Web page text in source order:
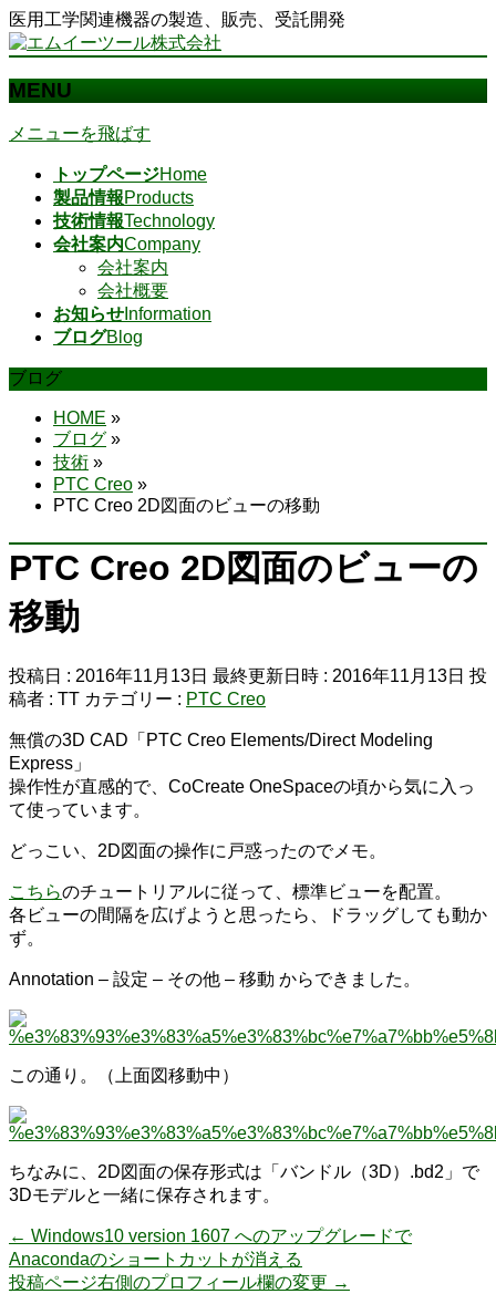
医用工学関連機器の製造、販売、受託開発
MENU
メニューを飛ばす
トップページHome
製品情報Products
技術情報Technology
会社案内Company
会社案内
会社概要
お知らせ Information
ブログBlog
ブログ
HOME »
ブログ »
技術 »
PTC Creo »
PTC Creo 2D図面のビューの移動
PTC Creo 2D図面のビューの
移動
投稿日 : 2016年11月13日 最終更新日時 : 2016年11月13日 投
稿者 : TT カテゴリー : PTC Creo
無償の3D CAD「PTC Creo Elements/Direct Modeling
Express」
操作性が直感的で、CoCreate OneSpaceの頃から気に入っ
て使っています。
どっこい、2D図面の操作に戸惑ったのでメモ。
こちらのチュートリアルに従って、標準ビューを配置。
各ビューの間隔を広げようと思ったら、ドラッグしても動か
ず。
Annotation – 設定 – その他 – 移動 からできました。
この通り。（上面図移動中）
ちなみに、2D図面の保存形式は「バンドル（3D）.bd2」で
3Dモデルと一緒に保存されます。
← Windows10 version 1607 へのアップグレードで
Anacondaのショートカットが消える
投稿ページ右側のプロフィール欄の変更 →